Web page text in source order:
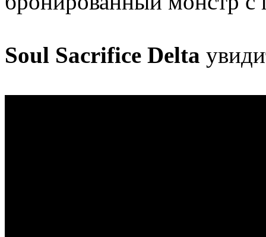
Soul Sacrifice Delta